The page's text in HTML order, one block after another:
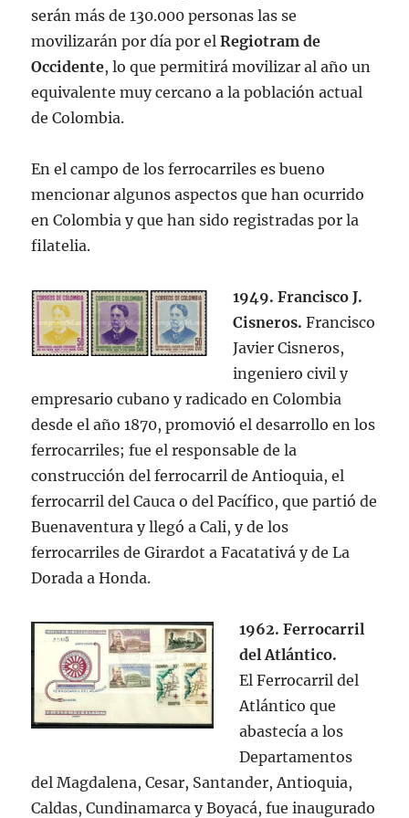
serán más de 130.000 personas las se
movilizarán por día por elRegiotram de
Occidente, lo que permitirá movilizar al año un
equivalente muy cercano a la población actual
de Colombia.
En el campo de los ferrocarriles es bueno
mencionar algunos aspectos que han ocurrido
en Colombia y que han sido registradas por la
filatelia.
1949. Francisco J.
Cisneros.Francisco
Javier Cisneros,
ingeniero civil y
empresario cubano y radicado en Colombia
desde el año 1870,​ promovió el desarrollo en los
ferrocarriles; fue el responsable de la
construcción del ferrocarril de Antioquia, el
ferrocarril del Cauca o del Pacífico, que partió de
Buenaventura y llegó a Cali, y de los
ferrocarriles de Girardot a Facatativá y de La
Dorada a Honda.
1962. Ferrocarril
del Atlántico.
El Ferrocarril del
Atlántico que
abastecía a los
Departamentos
del Magdalena, Cesar, Santander, Antioquia,
Caldas, Cundinamarca y Boyacá, fue inaugurado